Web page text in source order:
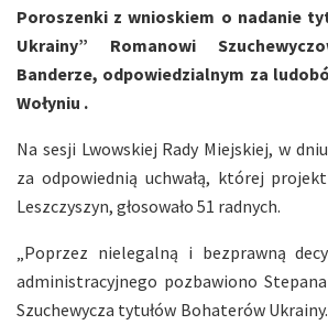
Poroszenki z wnioskiem o nadanie
Ukrainy” Romanowi
Banderze, odpowiedzialnym za
Wołyniu .
Na sesji Lwowskiej Rady Miejskiej, w
za odpowiednią uchwałą, której
Leszczyszyn, głosowało 51 radnych.
„Poprzez nielegalną i bezprawną
administracyjnego pozbawiono
Szuchewycza tytułów Bohaterów